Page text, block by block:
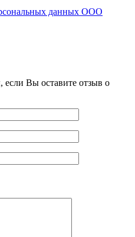
данных ООО
Вы оставите отзыв о